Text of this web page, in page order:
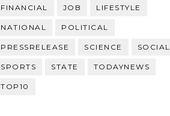
FINANCIAL JOB LIFESTYLE
NATIONAL POLITICAL
PRESSRELEASE SCIENCE SOCIAL
SPORTS STATE TODAYNEWS
TOP10